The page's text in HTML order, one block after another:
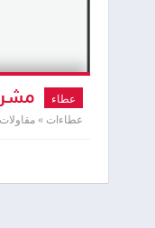
عطاء
عطاءات »